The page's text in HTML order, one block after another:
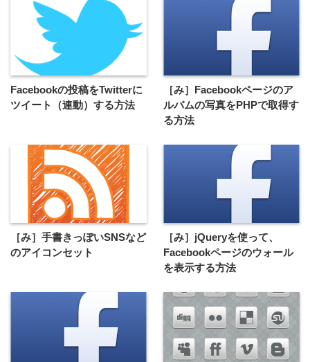
Facebookの投稿をTwitterに
ツイート（連動）する方法
［み］Facebookページのア
ルバムの写真をPHPで取得す
る方法
［み］手書きっぽいSNSなど
のアイコンセット
［み］jQueryを使って、
Facebookページのウォール
を表示する方法